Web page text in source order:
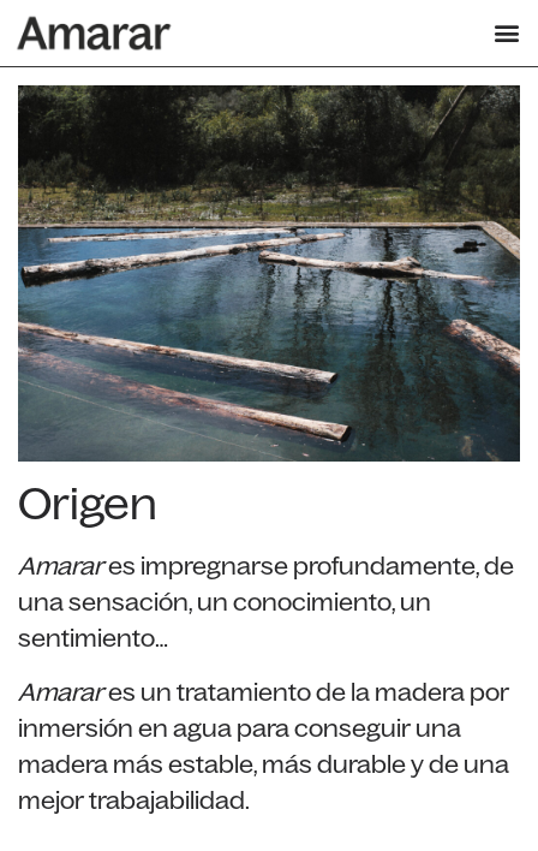
Origen
Amarares impregnarse profundamente, de
una sensación, un conocimiento, un
sentimiento…
Amarares un tratamiento de la madera por
inmersión en agua para conseguir una
madera más estable, más durable y de una
mejor trabajabilidad.